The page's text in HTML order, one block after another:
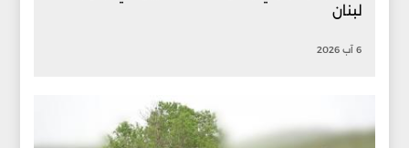
لبنان
6 آب 2026